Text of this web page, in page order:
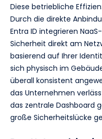
Diese betriebliche
Durch die direkte
Entra ID integrieren
Sicherheit direkt am
basierend auf Ihrer
sich physisch im
überall konsistent
das Unternehmen
das zentrale Dashboard
große Sicherheitslücke